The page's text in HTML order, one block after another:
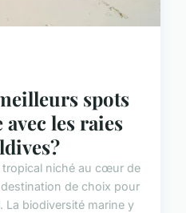
spots
les raies
tropical niché au cœur de
de choix pour
La biodiversité marine y